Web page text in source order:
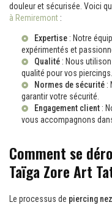
douleur et sécurisée. Voici
à Remiremont :
Expertise : Notre
expérimentés et
Qualité : Nous
qualité pour vos piercings.
Normes de sécurité :
garantir votre sécurité.
Engagement client :
vous accompagnons
Comment se
Taïga Zore Art
Le processus de piercing nez